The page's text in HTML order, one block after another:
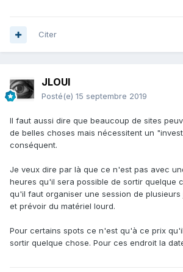
Citer
JLOUI
Posté(e) 15 septembre 2019
Il faut aussi dire que beaucoup de sites
de belles choses mais nécessitent un
conséquent.
Je veux dire par là que ce n'est pas avec
heures qu'il sera possible de sortir quelque
qu'il faut organiser une session de plusieurs
et prévoir du matériel lourd.
Pour certains spots ce n'est qu'à ce prix
sortir quelque chose. Pour ces endroit la